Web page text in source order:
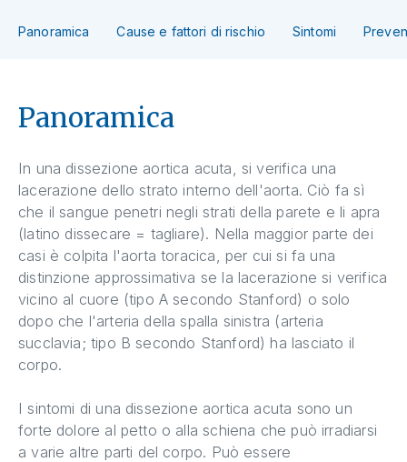
Panoramica Cause e fattori di rischio Sintomi
Panoramica
In una dissezione aortica acuta, si verifica una
lacerazione dello strato interno dell'aorta. Ciò fa sì
che il sangue penetri negli strati della parete e li apra
(latino dissecare = tagliare). Nella maggior parte dei
casi è colpita l'aorta toracica, per cui si fa una
distinzione approssimativa se la lacerazione si verifica
vicino al cuore (tipo A secondo Stanford) o solo
dopo che l'arteria della spalla sinistra (arteria
succlavia; tipo B secondo Stanford) ha lasciato il
corpo.
I sintomi di una dissezione aortica acuta sono un
forte dolore al petto o alla schiena che può irradiarsi
a varie altre parti del corpo. Può essere